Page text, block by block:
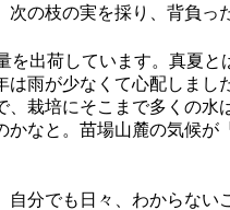
の枝の実を採り、背負っ
出荷しています。真夏と
雨が少なくて心配しまし
栽培にそこまで多くの水
なと。苗場山麓の気候が
分でも日々、わからない